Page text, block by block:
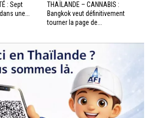
: Sept
une...
THAÏLANDE – CANNABIS :
Bangkok veut définitivement
tourner la page de...